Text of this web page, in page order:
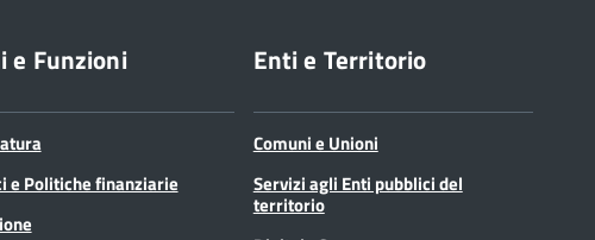
e Funzioni
e Politiche finanziarie
Enti e Territorio
Comuni e Unioni
Servizi agli Enti pubblici del
territorio